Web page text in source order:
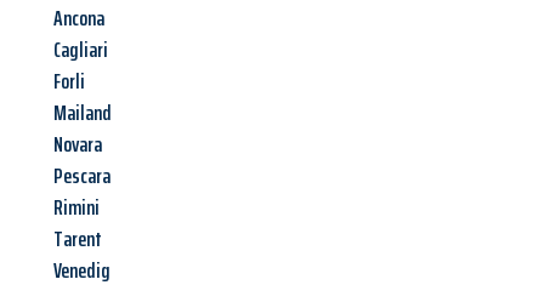
Ancona
Cagliari
Forli
Mailand
Novara
Pescara
Rimini
Tarent
Venedig